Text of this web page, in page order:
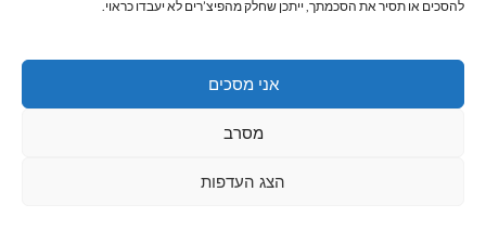
להסכים או תסיר את הסכמתך, ייתכן שחלק מהפיצ’רים לא יעבדו כראוי.
אני מסכים
מסרב
הצג העדפות